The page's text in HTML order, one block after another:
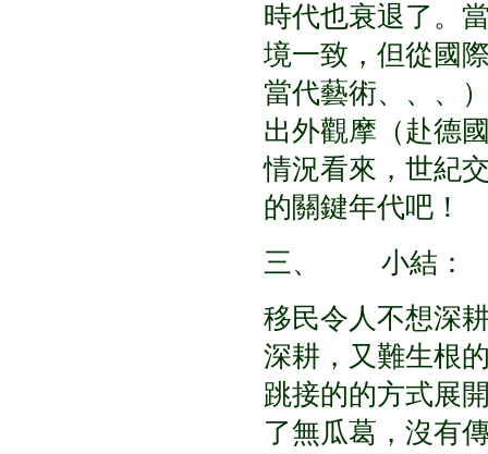
時代也衰退了。
境一致，但從國
當代藝術、、、
出外觀摩（赴德
情況看來，世紀
的關鍵年代吧！
三、 小結：
移民令人不想深
深耕，又難生根
跳接的的方式展
了無瓜葛，沒有